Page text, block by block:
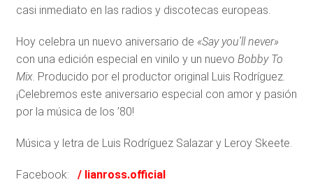
casi inmediato en las radios y discotecas europeas.
Hoy celebra un nuevo aniversario de «Say you’ll never»
con una edición especial en vinilo y un nuevo Bobby To
Mix. Producido por el productor original Luis Rodríguez.
¡Celebremos este aniversario especial con amor y pasión
por la música de los ’80!
Música y letra de Luis Rodríguez Salazar y Leroy Skeete.
Facebook: / lianross.official